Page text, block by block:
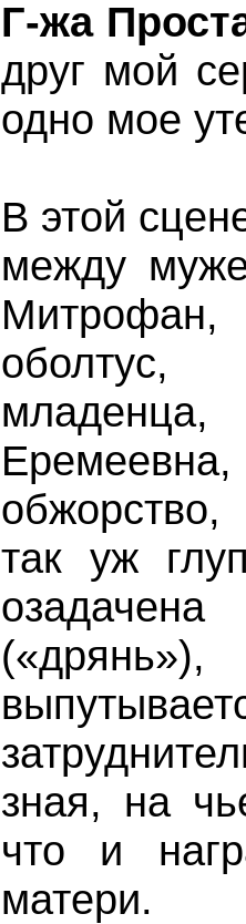
Г-жа
друг мой
одно мое
В этой
между
Митрофан,
оболтус,
так уж
зная, на
что и
матери.